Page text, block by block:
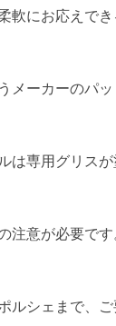
軟にお応えで
メーカーのパ
は専用グリスが
注意が必要で
ルシェまで、